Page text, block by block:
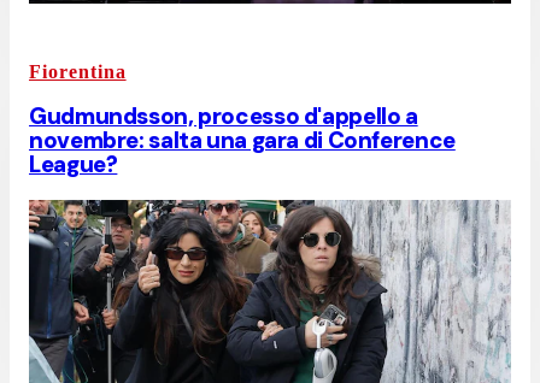
Fiorentina
Gudmundsson, processo d'appello a
novembre: salta una gara di Conference
League?